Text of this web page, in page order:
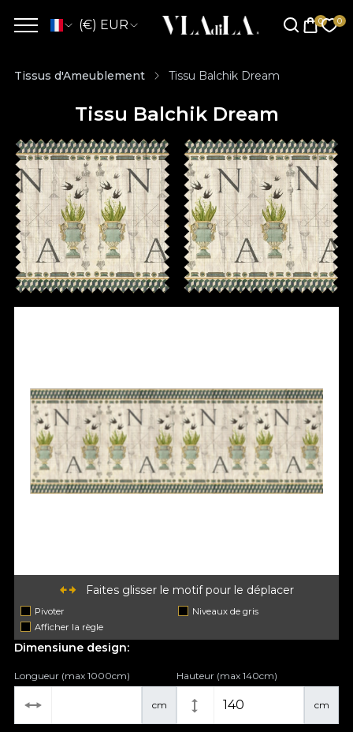
(€) EUR
Tissus d'Ameublement Tissu Balchik Dream
Tissu Balchik Dream
Faites glisser le motif pour le déplacer
Pivoter
Niveaux de gris
Afficher la règle
Dimensiune design:
cm
Longueur (max 1000cm)
cm
Hauteur (max 140cm)